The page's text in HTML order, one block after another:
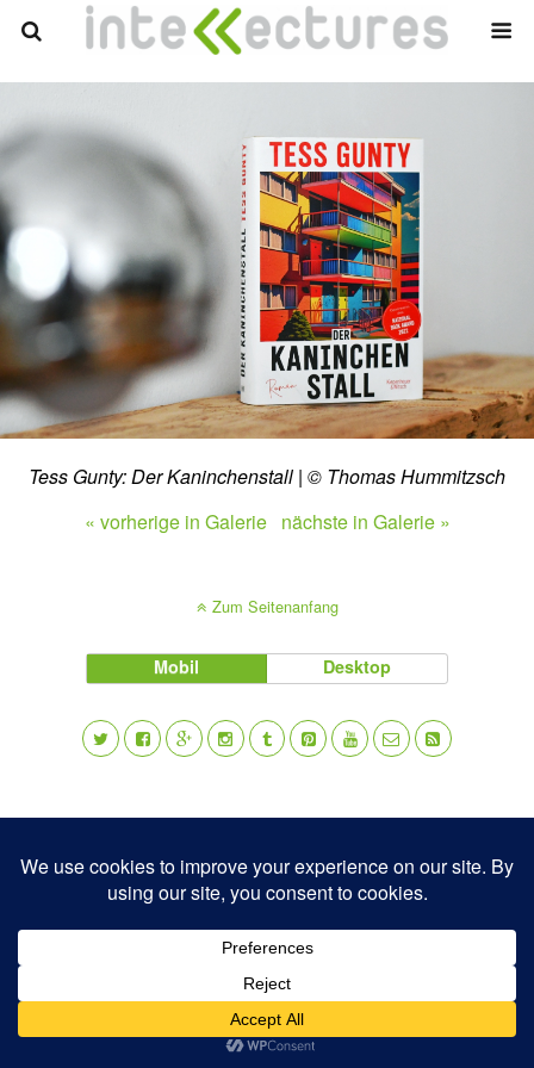
Tess Gunty: Der Kaninchenstall | © Thomas Hummitzsch
« vorherige in Galerie nächste in Galerie »
Zum Seitenanfang
Mobil Desktop